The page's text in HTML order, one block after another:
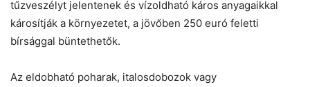
tűzveszélyt jelentenek és vízoldható káros anyagaikkal
károsítják a környezetet, a jövőben 250 euró feletti
bírsággal büntethetők.
Az eldobható poharak, italosdobozok vagy